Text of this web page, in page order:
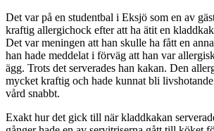
Det var på en studentbal i Eksjö som en av
kraftig allergichock efter att ha ätit en
Det var meningen att han skulle ha fått en
han hade meddelat i förväg att han var
ägg. Trots det serverades han kakan. Den
mycket kraftig och hade kunnat bli
vård snabbt.
Exakt hur det gick till när kladdkakan